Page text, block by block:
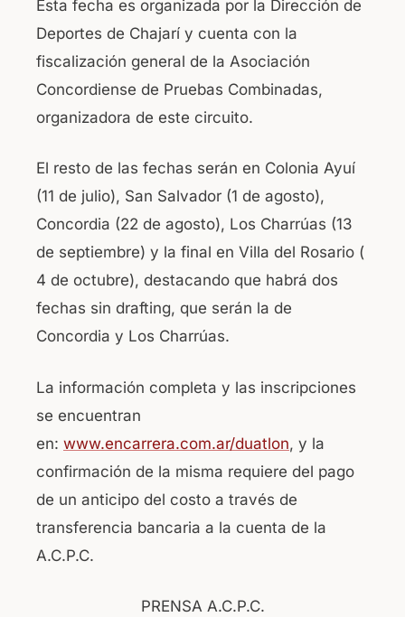
Esta fecha es organizada por la Dirección de
Deportes de Chajarí y cuenta con la
fiscalización general de la Asociación
Concordiense de Pruebas Combinadas,
organizadora de este circuito.
El resto de las fechas serán en Colonia Ayuí
(11 de julio), San Salvador (1 de agosto),
Concordia (22 de agosto), Los Charrúas (13
de septiembre) y la final en Villa del Rosario (
4 de octubre), destacando que habrá dos
fechas sin drafting, que serán la de
Concordia y Los Charrúas.
La información completa y las inscripciones
se encuentran
en: www.encarrera.com.ar/duatlon, y la
confirmación de la misma requiere del pago
de un anticipo del costo a través de
transferencia bancaria a la cuenta de la
A.C.P.C.
PRENSA A.C.P.C.